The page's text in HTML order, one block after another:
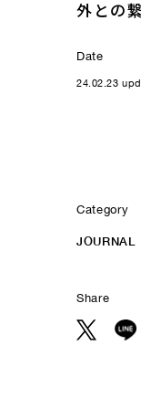
外との
Date
24.02.23
Category
JOURNAL
Share